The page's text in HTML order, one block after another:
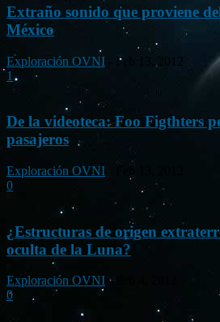
Extraño sonido que proviene
México
Exploración OVNI
Feb 13, 2012
1
De la videoteca: Foo Figthters
pasajeros
Exploración OVNI
Feb 13, 2012
0
¿Estructuras de origen
oculta de la Luna?
Exploración OVNI -
0